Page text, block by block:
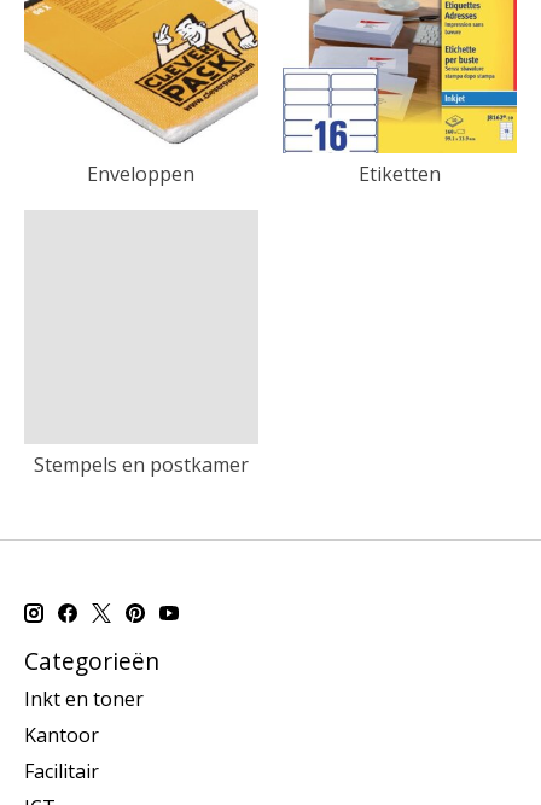
Enveloppen Etiketten
Stempels en postkamer
Categorieën
Inkt en toner
Kantoor
Facilitair